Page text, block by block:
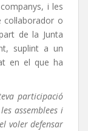
i les
o
de la Junta
suplint a un
en el que ha
participació
assemblees i
voler defensar